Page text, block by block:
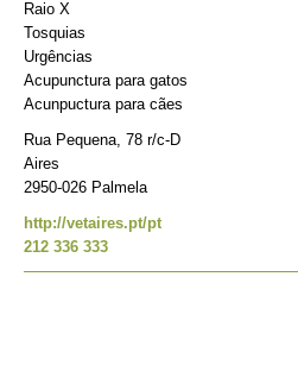
Raio X
Tosquias
Urgências
Acupunctura para gatos
Acunpuctura para cães
Rua Pequena, 78 r/c-D
Aires
2950-026 Palmela
http://vetaires.pt/pt
212 336 333